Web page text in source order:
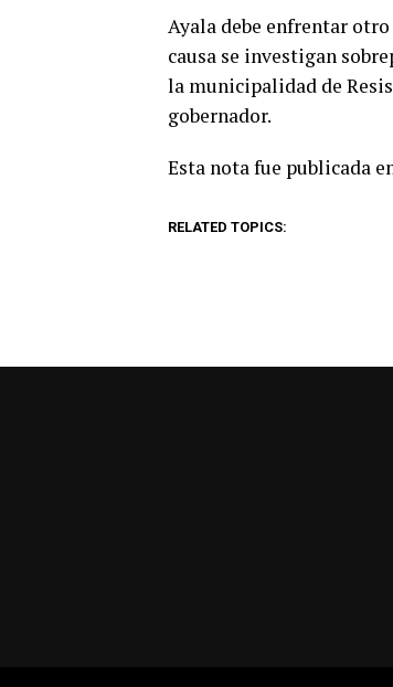
Ayala debe enfrentar
causa se investigan
la municipalidad de
gobernador.
Esta nota fue publicada
RELATED TOPICS: